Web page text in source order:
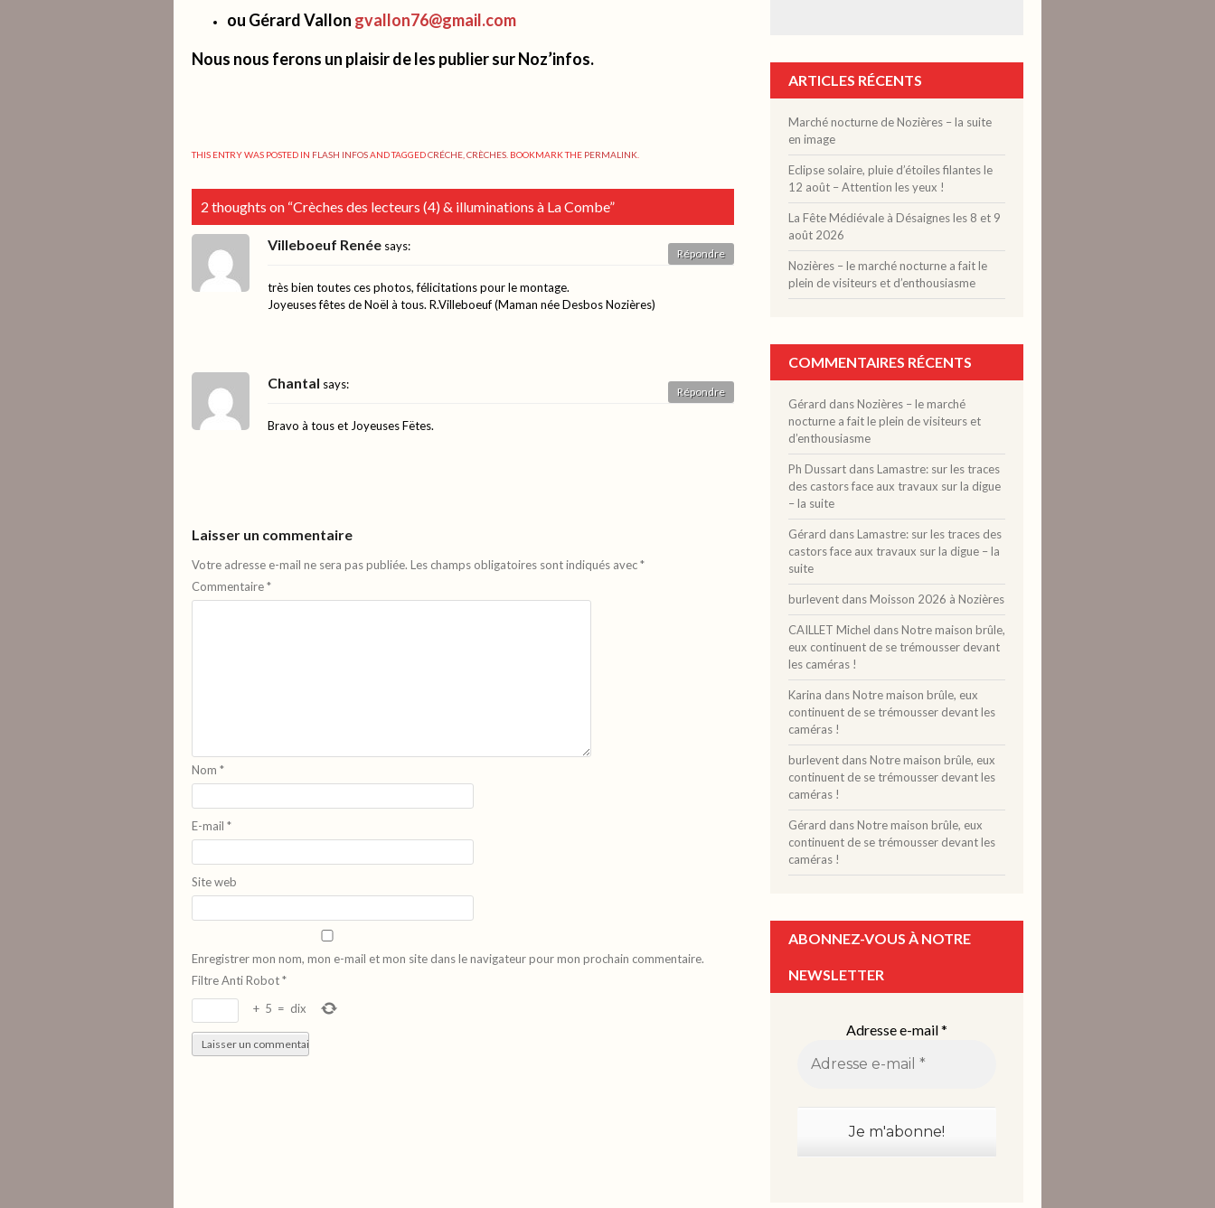
ou Gérard Vallon gvallon76@gmail.com
Nous nous ferons un plaisir de les publier sur Noz’infos.
THIS ENTRY WAS POSTED IN FLASH INFOSAND TAGGEDCRÉCHE CRÈCHES . BOOKMARK THE PERMALINK
2 thoughts on “Crèches des lecteurs (4) & illuminations à La Combe”
Villeboeuf Renée says:
Répondre
très bien toutes ces photos, félicitations pour le montage.
Joyeuses fêtes de Noël à tous. R.Villeboeuf (Maman née Desbos Nozières)
Chantal says:
Répondre
Bravo à tous et Joyeuses Fëtes.
Laisser un commentaire
Votre adresse e-mail ne sera pas publiée. Les champs obligatoires sont indiqués avec*
Commentaire*
Nom *
E-mail *
Site web
Enregistrer mon nom, mon e-mail et mon site dans le navigateur pour mon prochain commentaire.
Filtre Anti Robot*
+ 5 = dix
ARTICLES RÉCENTS
Marché nocturne de Nozières – la suite
en image
Eclipse solaire, pluie d’étoiles filantes le
12 août – Attention les yeux !
La Fête Médiévale à Désaignes les 8 et 9
août 2026
Nozières – le marché nocturne a fait le
plein de visiteurs et d’enthousiasme
COMMENTAIRES RÉCENTS
Gérard dansNozières – le marché
nocturne a fait le plein de visiteurs et
d’enthousiasme
Ph Dussart dansLamastre: sur les traces
des castors face aux travaux sur la digue
– la suite
Gérard dansLamastre: sur les traces des
castors face aux travaux sur la digue – la
suite
burlevent dansMoisson 2026 à Nozières
CAILLET Michel dansNotre maison brûle,
eux continuent de se trémousser devant
les caméras !
Karina dansNotre maison brûle, eux
continuent de se trémousser devant les
caméras !
burlevent dansNotre maison brûle, eux
continuent de se trémousser devant les
caméras !
Gérard dansNotre maison brûle, eux
continuent de se trémousser devant les
caméras !
ABONNEZ-VOUS À NOTRE
NEWSLETTER
Adresse e-mail*